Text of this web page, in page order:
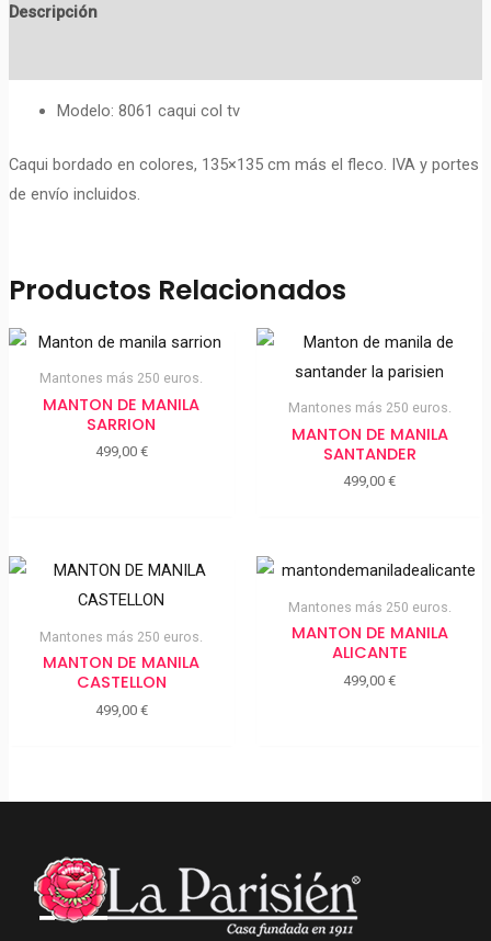
Descripción
Modelo: 8061 caqui col tv
Caqui bordado en colores, 135×135 cm más el fleco. IVA y portes
de envío incluidos.
Productos Relacionados
Mantones más 250 euros.
MANTON DE MANILA
SARRION
499,00 €
Mantones más 250 euros.
MANTON DE MANILA
SANTANDER
499,00€
Mantones más 250 euros.
MANTON DE MANILA
CASTELLON
499,00 €
Mantones más 250 euros.
MANTON DE MANILA
ALICANTE
499,00€